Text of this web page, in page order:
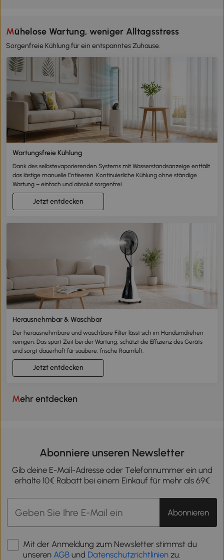
Mühelose Wartung, weniger Alltagsstress
Sorgenfreie Kühlung für ein entspanntes Zuhause.
Wartungsfreie Kühlung
Dank des selbstevaporierenden Systems mit Wasserstandsanzeige entfällt
das lästige manuelle Entleeren. Kontinuierliche Kühlung ohne ständige
Wartung – einfach und absolut sorgenfrei.
Jetzt entdecken
Herausnehmbar & Waschbar
Der herausnehmbare und waschbare Filter lässt sich im Handumdrehen
reinigen. Das spart Zeit bei der Wartung, schützt die Effizienz des Geräts
und sorgt dauerhaft für saubere, frische Raumluft.
Jetzt entdecken
Mehr entdecken
Abonniere unseren Newsletter
Gib deine E-Mail-Adresse oder Telefonnummer ein und
erhalte 10€ Rabatt bei einem Einkauf für mehr als 69€
Abonnieren
Mit der Anmeldung zum Newsletter stimmst du
unseren AGB und Datenschutzrichtlinien zu.